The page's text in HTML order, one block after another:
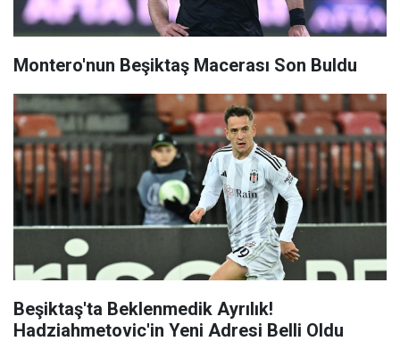
Montero'nun Beşiktaş Macerası Son Buldu
Beşiktaş'ta Beklenmedik Ayrılık!
Hadziahmetovic'in Yeni Adresi Belli Oldu